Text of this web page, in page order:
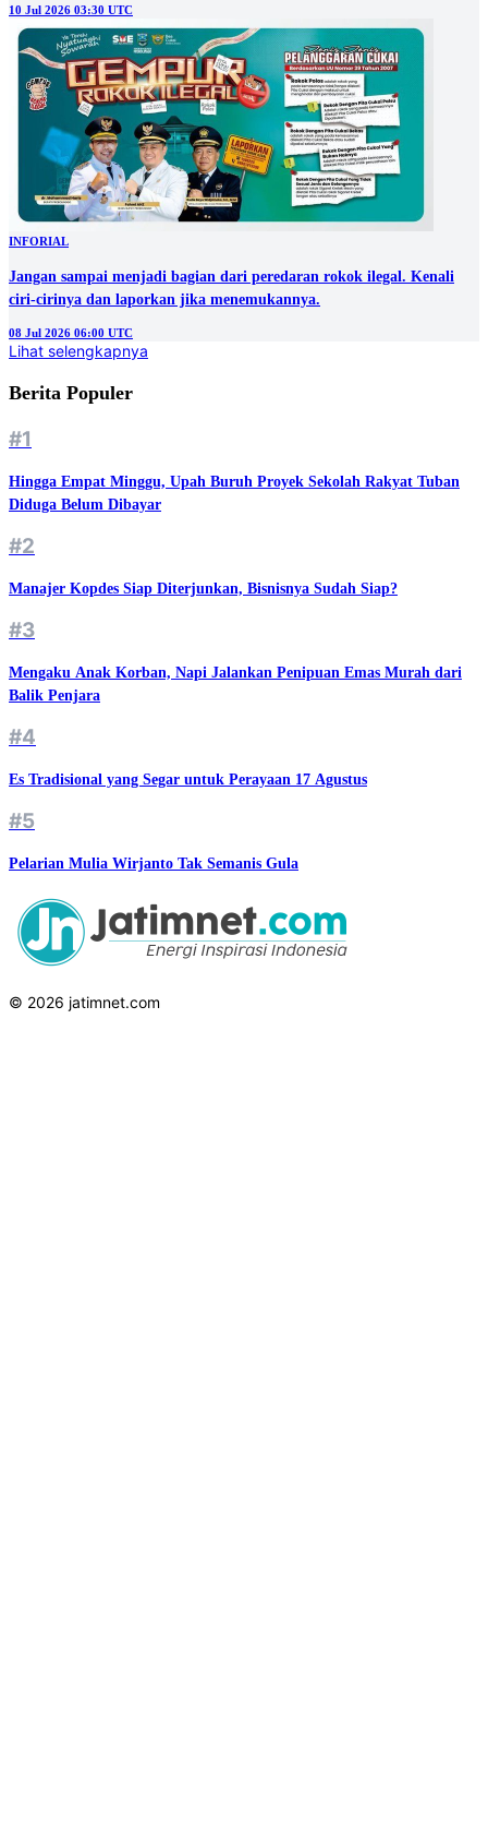
10 Jul 2026 03:30 UTC
INFORIAL
Jangan sampai menjadi bagian dari peredaran rokok ilegal. Kenali
ciri-cirinya dan laporkan jika menemukannya.
08 Jul 2026 06:00 UTC
Lihat selengkapnya
Berita Populer
#1
Hingga Empat Minggu, Upah Buruh Proyek Sekolah Rakyat Tuban
Diduga Belum Dibayar
#2
Manajer Kopdes Siap Diterjunkan, Bisnisnya Sudah Siap?
#3
Mengaku Anak Korban, Napi Jalankan Penipuan Emas Murah dari
Balik Penjara
#4
Es Tradisional yang Segar untuk Perayaan 17 Agustus
#5
Pelarian Mulia Wirjanto Tak Semanis Gula
© 2026 jatimnet.com